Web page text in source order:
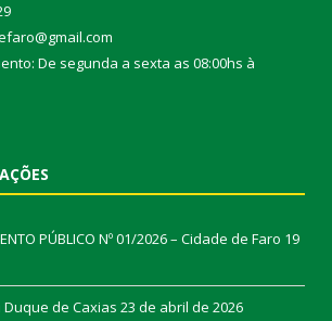
De segunda a sexta as 08:00hs à
PÚBLICO Nº 01/2026 – Cidade de Faro 19
de Caxias 23 de abril de 2026